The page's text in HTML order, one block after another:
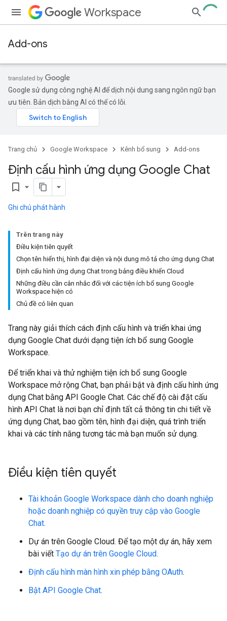
Workspace
Add-ons
Google sử dụng công nghệ AI để dịch nội dung sang ngôn ngữ bạn
ưu tiên. Bản dịch bằng AI có thể có lỗi.
Trang chủ Google Workspace Kênh bổ sung Add-ons
Định cấu hình ứng dụng Google Chat
bookmark_border
Ghi chú phát hành
Trên trang này
Điều kiện tiên quyết
Chọn tên hiển thị, hình đại diện và nội dung mô tả cho ứng dụng Chat
Định cấu hình ứng dụng Chat trong bảng điều khiển Cloud
Những điều cần cân nhắc đối với các tiện ích bổ sung Google
Workspace hiện có
Chủ đề có liên quan
Trang này giải thích cách định cấu hình và triển khai ứng
dụng Google Chat dưới dạng tiện ích bổ sung Google
Workspace.
Để triển khai và thử nghiệm tiện ích bổ sung Google
Workspace mở rộng Chat, bạn phải bật và định cấu hình ứng
dụng Chat bằng API Google Chat. Các chế độ cài đặt cấu
hình API Chat là nơi bạn chỉ định tất cả thông tin chi tiết về
ứng dụng Chat, bao gồm tên, hình đại diện, quá trình triển
khai và các tính năng tương tác mà bạn muốn sử dụng.
Điều kiện tiên quyết
Tài khoản Google Workspace dành cho doanh nghiệp
hoặc doanh nghiệp có quyền truy cập vào Google
Chat.
Dự án trên Google Cloud. Để tạo một dự án, hãy xem
bài viết Tạo dự án trên Google Cloud.
Định cấu hình màn hình xin phép bằng OAuth.
Bật API Google Chat.